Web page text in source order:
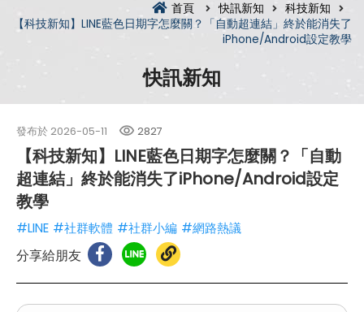
首頁 快訊新知
科技新知
【科技新知】LINE藍色日期字怎麼關？「自動超連結」終於能消失了
iPhone/Android設定教學
快訊新知
發布於 2026-05-11 2827
【科技新知】LINE藍色日期字怎麼關？「自動
超連結」終於能消失了iPhone/Android設定
教學
#LINE #社群軟體 #社群小編 #網路熱議
分享給朋友